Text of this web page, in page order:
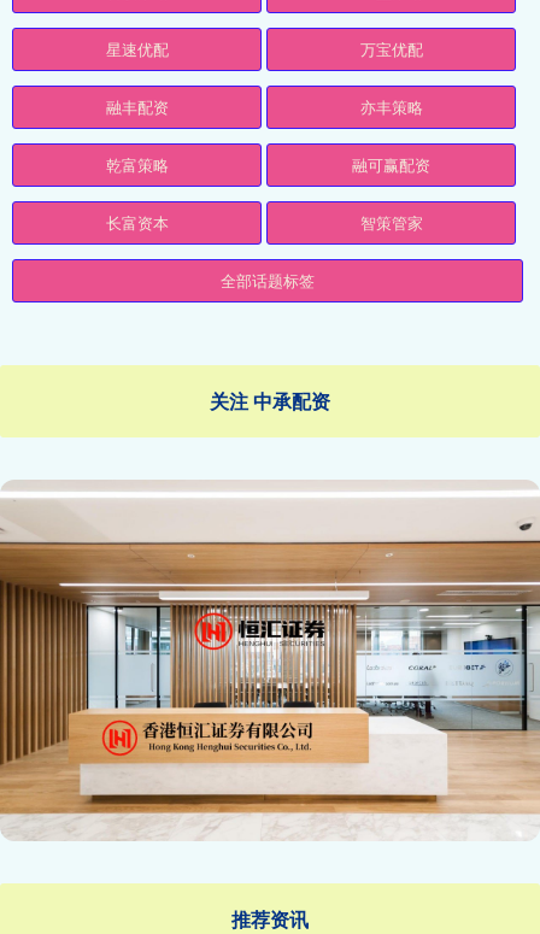
星速优配 万宝优配
融丰配资 亦丰策略
乾富策略 融可赢配资
长富资本 智策管家
全部话题标签
关注 中承配资
推荐资讯